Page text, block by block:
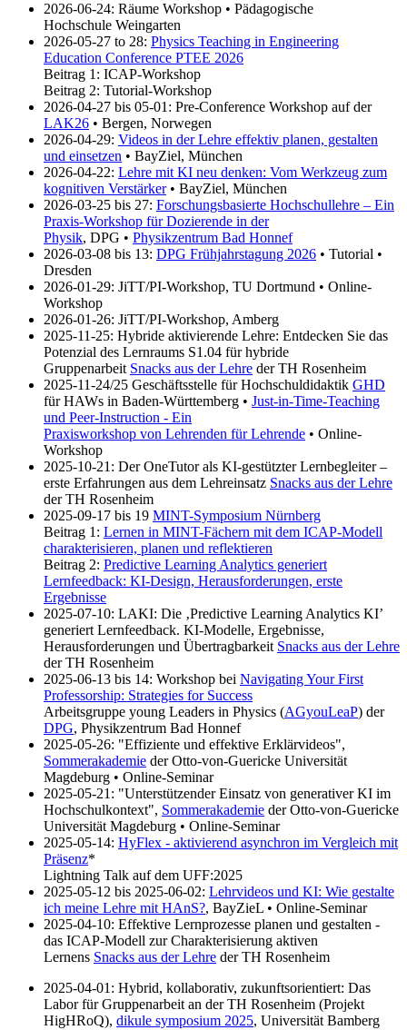
2026-06-24: Räume Workshop • Pädagogische
Hochschule Weingarten
2026-05-27 to 28: Physics Teaching in Engineering
Education Conference PTEE 2026
Beitrag 1: ICAP-Workshop
Beitrag 2: Tutorial-Workshop
2026-04-27 bis 05-01: Pre-Conference Workshop auf der
LAK26 • Bergen, Norwegen
2026-04-29: Videos in der Lehre effektiv planen, gestalten
und einsetzen • BayZiel, München
2026-04-22: Lehre mit KI neu denken: Vom Werkzeug zum
kognitiven Verstärker• BayZiel, München
2026-03-25 bis 27: Forschungsbasierte Hochschullehre – Ein
Praxis-Workshop für Dozierende in der
Physik, DPG • Physikzentrum Bad Honnef
2026-03-08 bis 13: DPG Frühjahrstagung 2026 • Tutorial •
Dresden
2026-01-29: JiTT/PI-Workshop, TU Dortmund • Online-
Workshop
2026-01-26: JiTT/PI-Workshop, Amberg
2025-11-25: Hybride aktivierende Lehre: Entdecken Sie das
Potenzial des Lernraums S1.04 für hybride
Gruppenarbeit Snacks aus der Lehre der TH Rosenheim
2025-11-24/25 Geschäftsstelle für Hochschuldidaktik GHD
für HAWs in Baden-Württemberg • Just-in-Time-Teaching
und Peer-Instruction - Ein
Praxisworkshop von Lehrenden für Lehrende • Online-
Workshop
2025-10-21: Der OneTutor als KI-gestützter Lernbegleiter –
erste Erfahrungen aus dem Lehreinsatz Snacks aus der Lehre
der TH Rosenheim
2025-09-17 bis 19 MINT-Symposium Nürnberg
Beitrag 1: Lernen in MINT-Fächern mit dem ICAP-Modell
charakterisieren, planen und reflektieren
Beitrag 2: Predictive Learning Analytics generiert
Lernfeedback: KI-Design, Herausforderungen, erste
Ergebnisse
2025-07-10: LAKI: Die ‚Predictive Learning Analytics KI’
generiert Lernfeedback. KI-Modelle, Ergebnisse,
Herausforderungen und Übertragbarkeit Snacks aus der Lehre
der TH Rosenheim
2025-06-13 bis 14: Workshop bei Navigating Your First
Professorship: Strategies for Success
Arbeitsgruppe young Leaders in Physics (AGyouLeaP) der
DPG, Physikzentrum Bad Honnef
2025-05-26: "Effiziente und effektive Erklärvideos",
Sommerakademie der Otto-von-Guericke Universität
Magdeburg • Online-Seminar
2025-05-21: "Unterstützender Einsatz von generativer KI im
Hochschulkontext", Sommerakademie der Otto-von-Guericke
Universität Magdeburg • Online-Seminar
2025-05-14: HyFlex - aktivierend asynchron im Vergleich mit
Präsenz*
Lightning Talk auf dem UFF:2025
2025-05-12 bis 2025-06-02: Lehrvideos und KI: Wie gestalte
ich meine Lehre mit HAnS?, BayZieL • Online-Seminar
2025-04-10: Effektive Lernprozesse planen und gestalten -
das ICAP-Modell zur Charakterisierung aktiven
Lernens Snacks aus der Lehre der TH Rosenheim
2025-04-01: Hybrid, kollaborativ, zukunftsorientiert: Das
Labor für Gruppenarbeit an der TH Rosenheim (Projekt
HigHRoQ), dikule symposium 2025, Universität Bamberg